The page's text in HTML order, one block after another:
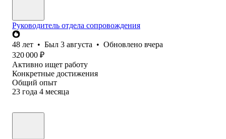
Руководитель отдела сопровождения
48 лет • Был 3 августа • Обновлено вчера
320 000 ₽
Активно ищет работу
Конкретные достижения
Общий опыт
23 года 4 месяца